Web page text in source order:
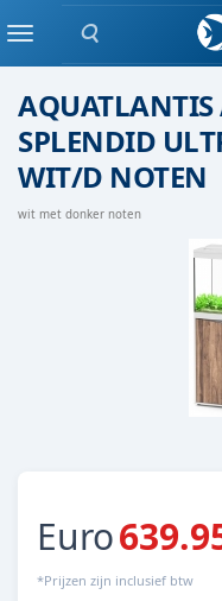
Zoeken
MenuAquatlantis
SPLENDID
WIT/D NOTEN
wit met donker noten
Euro
*Prijzen zijn inclusief btw